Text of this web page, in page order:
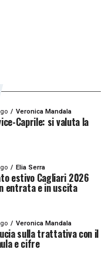
Veronica Mandala
Caprile: si valuta la
Elia Serra
estivo Cagliari 2026
entrata e in uscita
Veronica Mandala
sulla trattativa con il
e cifre